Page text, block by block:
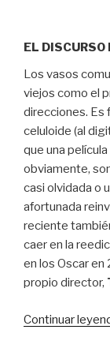
EL DISCURSO
Los vasos
viejos como el
direcciones. Es
celuloide (al
que una
obviamente,
casi olvidada o
afortunada
reciente
caer en la
en los Oscar en
propio director,
Continuar